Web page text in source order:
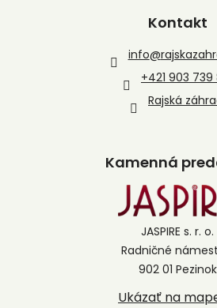
Kontakt
info@
+421 903 739
Rajská
Kamenná
JASPIRE s. r. o.
Radničné
902 01 Pezinok
Ukázať na